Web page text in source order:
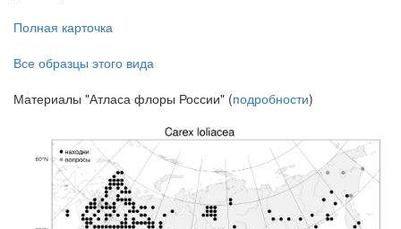
Полная карточка
Все образцы этого вида
Материалы "Атласа флоры России" (подробности)